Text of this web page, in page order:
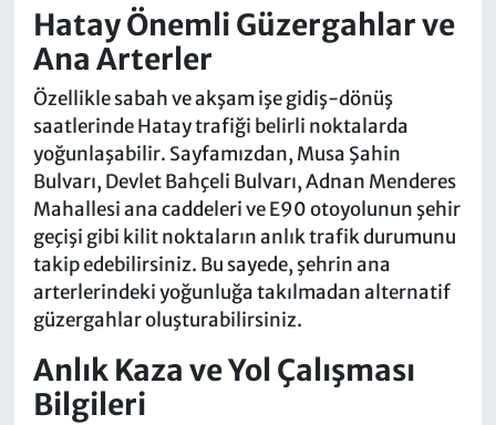
Hatay Önemli Güzergahlar ve
Ana Arterler
Özellikle sabah ve akşam işe gidiş-dönüş
saatlerinde Hatay trafiği belirli noktalarda
yoğunlaşabilir. Sayfamızdan, Musa Şahin
Bulvarı, Devlet Bahçeli Bulvarı, Adnan Menderes
Mahallesi ana caddeleri ve E90 otoyolunun şehir
geçişi gibi kilit noktaların anlık trafik durumunu
takip edebilirsiniz. Bu sayede, şehrin ana
arterlerindeki yoğunluğa takılmadan alternatif
güzergahlar oluşturabilirsiniz.
Anlık Kaza ve Yol Çalışması
Bilgileri